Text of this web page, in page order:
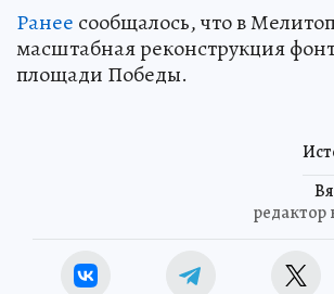
Ранее сообщалось, что в
масштабная реконструкция
площади Победы.
редактор